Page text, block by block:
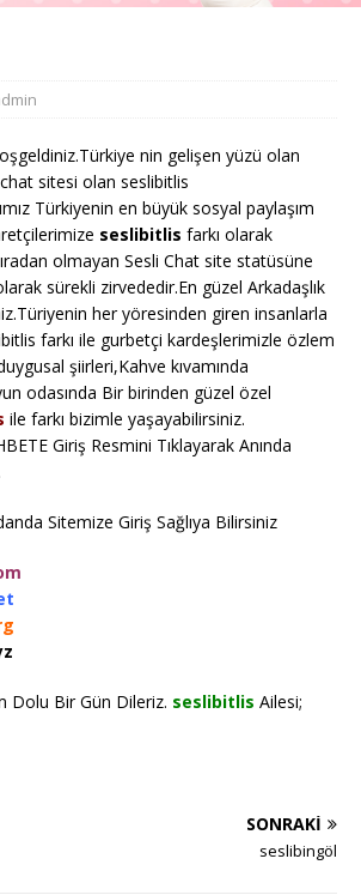
nin gelişen yüzü olan
sitesi olan seslibitlis
Türkiyenin en büyük sosyal paylaşım
seslibitlis farkı olarak
olmayan Sesli Chat site statüsüne
sürekli zirvededir.En güzel Arkadaşlık
her yöresinden giren insanlarla
farkı ile gurbetçi kardeşlerimizle özlem
şiirleri,Kahve kıvamında
odasında Bir birinden güzel özel
ile farkı bizimle yaşayabilirsiniz.
Giriş Resmini Tıklayarak Anında
Sitemize Giriş Sağlıya Bilirsiniz
Dolu Bir Gün Dileriz. seslibitlis Ailesi;
SONRAKI
seslibingöl